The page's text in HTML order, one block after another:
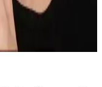
sakin ve etkileyici
cilt yenilenmesi ve